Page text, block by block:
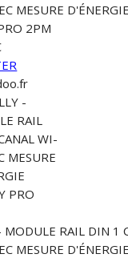
MESURE D'ÉNERGIE
2PM
MODULE RAIL DIN 1
MESURE D'ÉNERGIE